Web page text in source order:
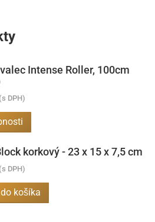
Intense Roller, 100cm
(s DPH)
korkový - 23 x 15 x 7,5 cm
(s DPH)
košíka